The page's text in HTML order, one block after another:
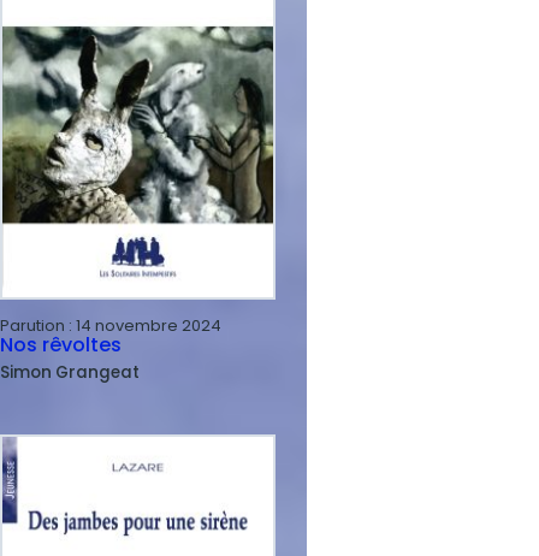
Parution : 14 novembre 2024
Nos rêvoltes
Simon Grangeat